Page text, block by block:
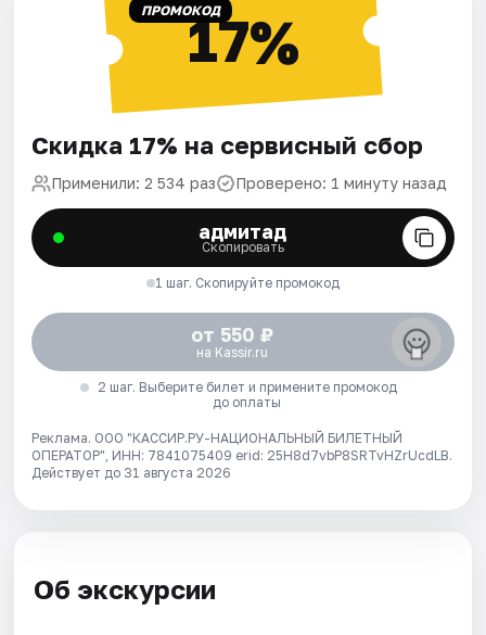
ПРОМОКОД17%
Скидка 17% на сервисный сбор
Применили: 2 534 раз Проверено: 1 минуту назад
адмитад
Скопировать
1 шаг. Скопируйте промокод
от 550 ₽
на Kassir.ru
2 шаг. Выберите билет и примените промокод
до оплаты
Реклама. ООО "КАССИР.РУ-НАЦИОНАЛЬНЫЙ БИЛЕТНЫЙ
ОПЕРАТОР", ИНН: 7841075409 erid: 25H8d7vbP8SRTvHZrUcdLB.
Действует до 31 августа 2026
Об экскурсии